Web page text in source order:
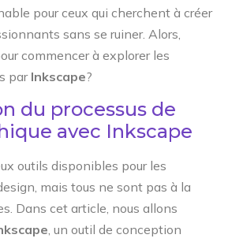
pour ceux qui cherchent à créer
sans se ruiner. Alors,
commencer à explorer les
par Inkscape?
du processus de
avec Inkscape
outils disponibles pour les
mais tous ne sont pas à la
Dans cet article, nous allons
, un outil de conception